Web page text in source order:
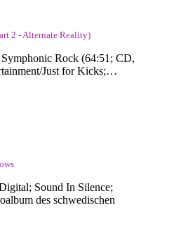
2 - Alternate Reality)
Rock (64:51; CD,
Just for Kicks;…
Sound In Silence;
des schwedischen